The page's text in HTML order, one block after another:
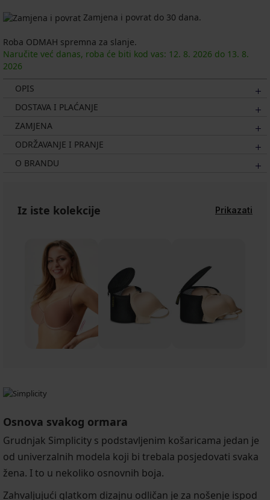
Zamjena i povrat do 30 dana.
Roba ODMAH spremna za slanje.
Naručite već danas, roba će biti kod vas: 12. 8. 2026 do 13. 8.
2026
OPIS
DOSTAVA I PLAĆANJE
ZAMJENA
ODRŽAVANJE I PRANJE
O BRANDU
Iz iste kolekcije Prikazati
Osnova svakog ormara
Grudnjak Simplicity s podstavljenim košaricama jedan je
od univerzalnih modela koji bi trebala posjedovati svaka
žena. I to u nekoliko osnovnih boja.
Zahvaljujući glatkom dizajnu odličan je za nošenje ispod